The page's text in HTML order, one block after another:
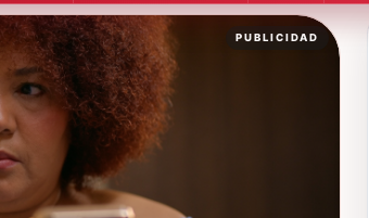
PUBLICIDAD